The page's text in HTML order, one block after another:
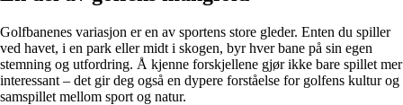
Golfbanenes variasjon er en av sportens store gleder. Enten du spiller
ved havet, i en park eller midt i skogen, byr hver bane på sin egen
stemning og utfordring. Å kjenne forskjellene gjør ikke bare spillet mer
interessant – det gir deg også en dypere forståelse for golfens kultur og
samspillet mellom sport og natur.